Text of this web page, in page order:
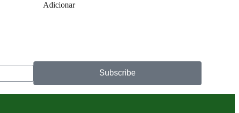
Adicionar
Subscribe